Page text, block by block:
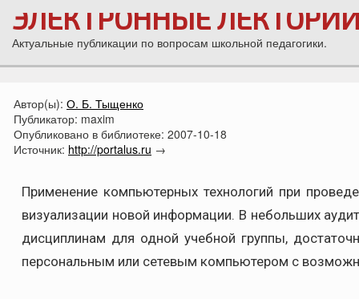
ЭЛЕКТРОННЫЕ
Актуальные публикации по вопросам школьной педагогики.
Автор(ы): О. Б. Тыщенко
Публикатор: maxim
Опубликовано в библиотеке: 2007-10-18
Источник: http://portalus.ru →
Применение компьютерных технологий при
визуализации новой информации. В небольших
дисциплинам для одной учебной группы,
персональным или сетевым компьютером с